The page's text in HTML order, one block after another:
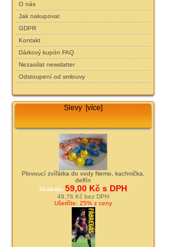
O nás
Jak nakupovat
GDPR
Kontakt
Dárkový kupón FAQ
Nezasílat newslatter
Odstoupení od smlouvy
Slevy [více]
Plovoucí zvířátka do vody Nemo, kachnička,
delfín
79,00 Kč 59,00 Kč s DPH
48,76 Kč bez DPH
Ušetříte: 25% z ceny